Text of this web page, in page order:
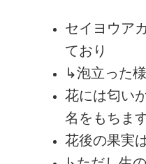
セイヨウア
ており
↳泡立った
花には匂い
名をもちます
花後の果実